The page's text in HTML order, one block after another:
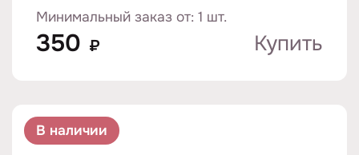
Минимальный заказ от: 1 шт.
350 ₽ Купить
В наличии